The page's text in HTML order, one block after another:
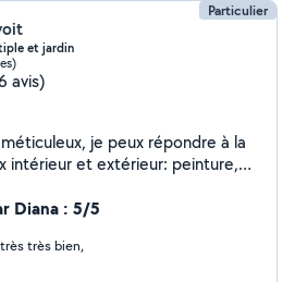
Particulier
et jardin
avis)
je peux répondre à la
intérieur et extérieur: peinture,
maçonnerie
de votre cuisine ,salle de
évier, WC..etc. Je
Diana : 5/5
Monsieur sérieux travaille très très bien,